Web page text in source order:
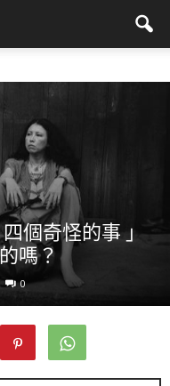
個奇怪的事 」
嗎？
0